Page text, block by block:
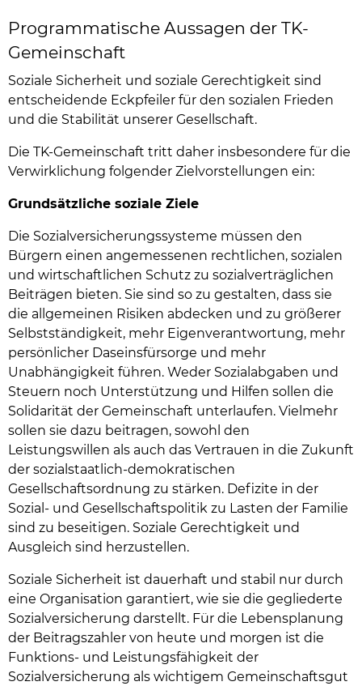
Programmatische Aussagen der TK-
Gemeinschaft
Soziale Sicherheit und soziale Gerechtigkeit sind
entscheidende Eckpfeiler für den sozialen Frieden
und die Stabilität unserer Gesellschaft.
Die TK-Gemeinschaft tritt daher insbesondere für die
Verwirklichung folgender Zielvorstellungen ein:
Grundsätzliche soziale Ziele
Die Sozialversicherungssysteme müssen den
Bürgern einen angemessenen rechtlichen, sozialen
und wirtschaftlichen Schutz zu sozialverträglichen
Beiträgen bieten. Sie sind so zu gestalten, dass sie
die allgemeinen Risiken abdecken und zu größerer
Selbstständigkeit, mehr Eigenverantwortung, mehr
persönlicher Daseinsfürsorge und mehr
Unabhängigkeit führen. Weder Sozialabgaben und
Steuern noch Unterstützung und Hilfen sollen die
Solidarität der Gemeinschaft unterlaufen. Vielmehr
sollen sie dazu beitragen, sowohl den
Leistungswillen als auch das Vertrauen in die Zukunft
der sozialstaatlich-demokratischen
Gesellschaftsordnung zu stärken. Defizite in der
Sozial- und Gesellschaftspolitik zu Lasten der Familie
sind zu beseitigen. Soziale Gerechtigkeit und
Ausgleich sind herzustellen.
Soziale Sicherheit ist dauerhaft und stabil nur durch
eine Organisation garantiert, wie sie die gegliederte
Sozialversicherung darstellt. Für die Lebensplanung
der Beitragszahler von heute und morgen ist die
Funktions- und Leistungsfähigkeit der
Sozialversicherung als wichtigem Gemeinschaftsgut